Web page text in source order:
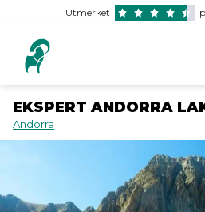
Utmerket
EKSPERT ANDORRA
Andorra